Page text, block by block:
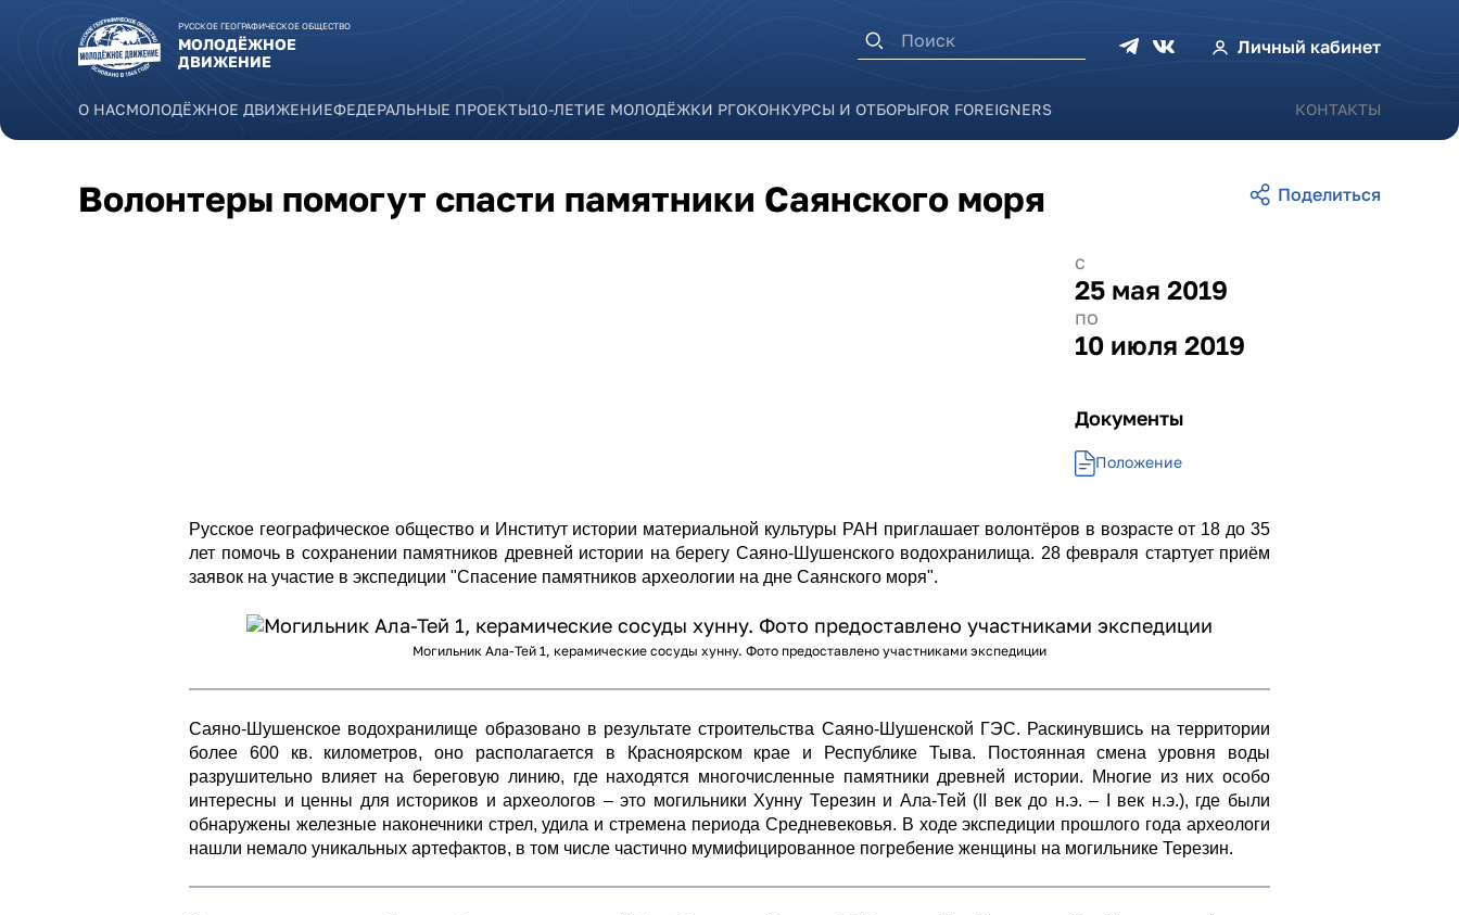
РУССКОЕ ГЕОГРАФИЧЕСКОЕ ОБЩЕСТВО
МОЛОДЁЖНОЕ
ДВИЖЕНИЕ
Личный кабинет
Форма поиска
О НАСМОЛОДЁЖНОЕ ДВИЖЕНИЕФЕДЕРАЛЬНЫЕ ПРОЕКТЫ10-ЛЕТИЕ МОЛОДЁЖКИ РГОКОНКУРСЫ И ОТБОРЫFOR FOREIGNERS КОНТАКТЫ
с
25 мая 2019
по
10 июля 2019
Документы
Положение
Волонтеры помогут спасти памятники Саянского моря
Русское географическое общество и Институт истории материальной культуры РАН приглашает волонтёров в возрасте от 18 до 35
лет помочь в сохранении памятников древней истории на берегу Саяно-Шушенского водохранилища. 28 февраля стартует приём
заявок на участие в экспедиции "Спасение памятников археологии на дне Саянского моря".
Могильник Ала-Тей 1, керамические сосуды хунну. Фото предоставлено участниками экспедиции
Саяно-Шушенское водохранилище образовано в результате строительства Саяно-Шушенской ГЭС. Раскинувшись на территории
более 600 кв. километров, оно располагается в Красноярском крае и Республике Тыва. Постоянная смена уровня воды
разрушительно влияет на береговую линию, где находятся многочисленные памятники древней истории. Многие из них особо
интересны и ценны для историков и археологов – это могильники Хунну Терезин и Ала-Тей (II век до н.э. – I век н.э.), где были
обнаружены железные наконечники стрел, удила и стремена периода Средневековья. В ходе экспедиции прошлого года археологи
нашли немало уникальных артефактов, в том числе частично мумифицированное погребение женщины на могильнике Терезин.